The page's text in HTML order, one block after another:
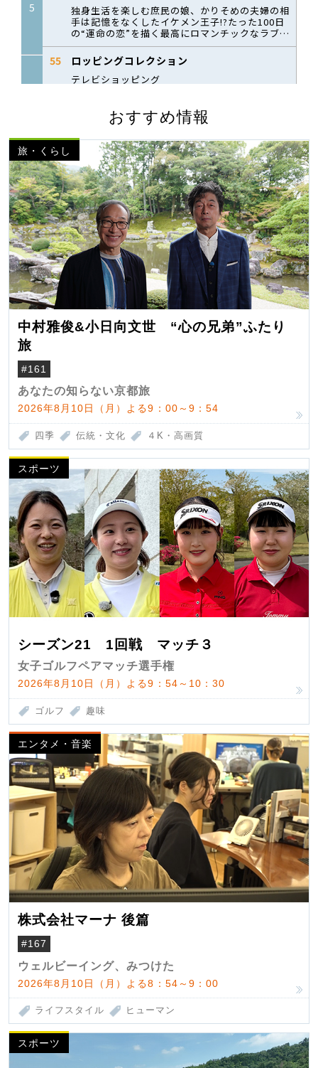
おすすめ情報
旅・くらし
中村雅俊&小日向文世 “心の兄弟”ふたり
旅
#161
あなたの知らない京都旅
2026年8月10日（月）よる9：00～9：54
四季 伝統・文化 ４K・高画質
スポーツ
シーズン21 1回戦 マッチ３
女子ゴルフペアマッチ選手権
2026年8月10日（月）よる9：54～10：30
ゴルフ 趣味
エンタメ・音楽
株式会社マーナ 後篇
#167
ウェルビーイング、みつけた
2026年8月10日（月）よる8：54～9：00
ライフスタイル ヒューマン
スポーツ